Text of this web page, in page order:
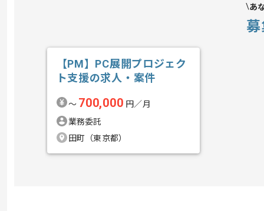
あ
【PM】PC展開プロジェク
ト支援の求人・案件
〜 700,000 円／月
業務委託
田町（東京都）